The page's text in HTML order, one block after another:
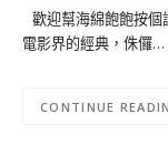
歡迎幫海綿飽飽按
電影界的經典，侏儸…
CONTINUE